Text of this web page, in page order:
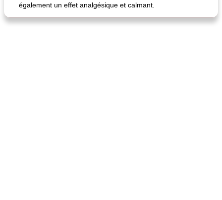
quinoa petit déjeuner méditerranéen poitrines de poulet grillées de jenny
également un effet analgésique et calmant.